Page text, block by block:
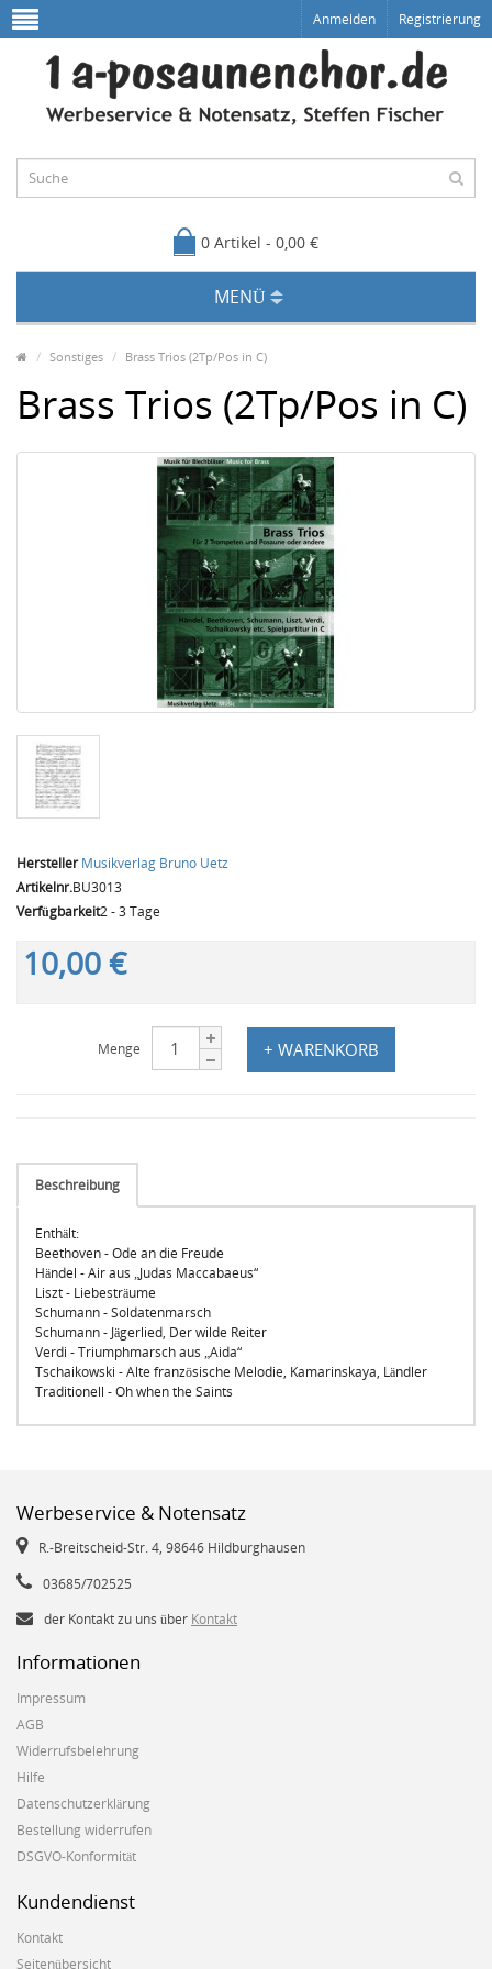
Anmelden Registrierung
0 Artikel - 0,00 €
MENÜ
Sonstiges Brass Trios (2Tp/Pos in C)
Brass Trios (2Tp/Pos in C)
Hersteller Musikverlag Bruno Uetz
Artikelnr.BU3013
Verfügbarkeit2 - 3 Tage
10,00 €
Menge + WARENKORB
Beschreibung
Enthält:
Beethoven - Ode an die Freude
Händel - Air aus „Judas Maccabaeus“
Liszt - Liebesträume
Schumann - Soldatenmarsch
Schumann - Jägerlied, Der wilde Reiter
Verdi - Triumphmarsch aus „Aida“
Tschaikowski - Alte französische Melodie, Kamarinskaya, Ländler
Traditionell - Oh when the Saints
Werbeservice & Notensatz
R.-Breitscheid-Str. 4, 98646 Hildburghausen
03685/702525
der Kontakt zu uns über Kontakt
Informationen
Impressum
AGB
Widerrufsbelehrung
Hilfe
Datenschutzerklärung
Bestellung widerrufen
DSGVO-Konformität
Kundendienst
Kontakt
Seitenübersicht